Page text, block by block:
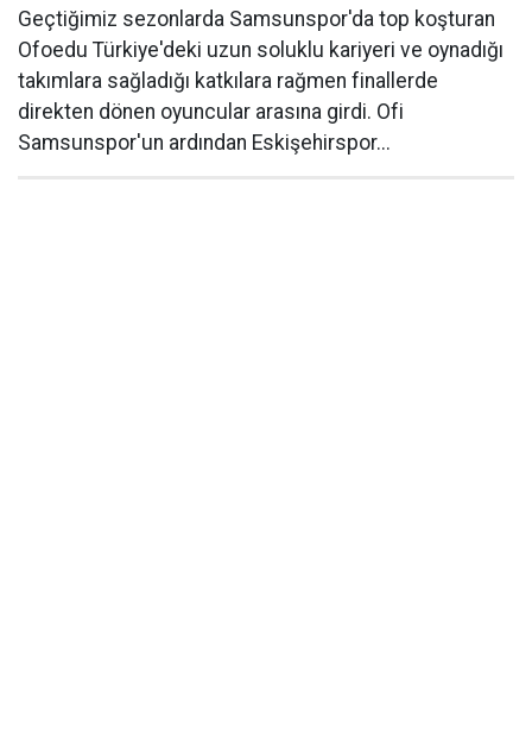
Geçtiğimiz sezonlarda Samsunspor'da top koşturan
Ofoedu Türkiye'deki uzun soluklu kariyeri ve oynadığı
takımlara sağladığı katkılara rağmen finallerde
direkten dönen oyuncular arasına girdi. Ofi
Samsunspor'un ardından Eskişehirspor...